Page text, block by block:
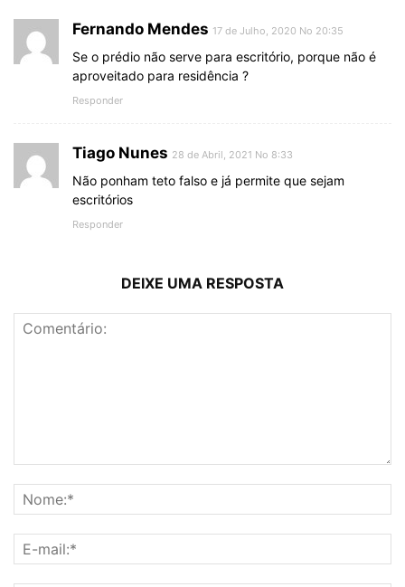
Fernando Mendes 17 de Julho, 2020 No 20:35
Se o prédio não serve para escritório, porque não é
aproveitado para residência ?
Responder
Tiago Nunes 28 de Abril, 2021 No 8:33
Não ponham teto falso e já permite que sejam
escritórios
Responder
DEIXE UMA RESPOSTA